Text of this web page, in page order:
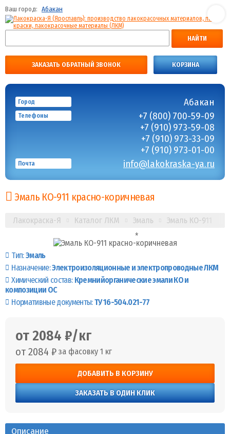
Ваш город: Абакан
НАЙТИ
ЗАКАЗАТЬ ОБРАТНЫЙ ЗВОНОК КОРЗИНА
Город Абакан
Телефоны
+7 (800) 700-59-09
+7 (910) 973-59-08
+7 (910) 973-33-09
+7 (910) 973-01-00
Почта info@lakokraska-ya.ru
Эмаль КО-911 красно-коричневая
Лакокраска-Я Каталог ЛКМ Эмаль Эмаль КО-911
Тип:Эмаль
Назначение:Электроизоляционные и электропроводные ЛКМ
Химический состав: Кремнийорганические эмали КО и
композиции ОС
Нормативные документы:ТУ 16-504.021-77
от 2084 ₽/кг
от 2084 ₽ за фасовку 1 кг
ДОБАВИТЬ В КОРЗИНУ
ЗАКАЗАТЬ В ОДИН КЛИК
Описание